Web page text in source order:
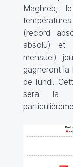
Maghreb,
(record
absolu) et
mensuel)
gagneront la
de lundi.
sera la